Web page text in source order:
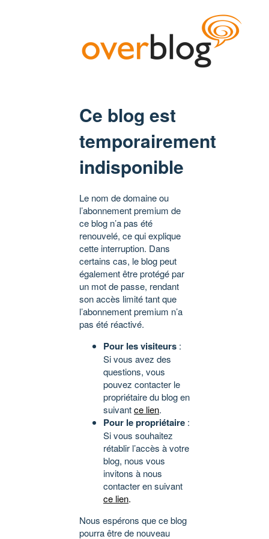
Ce blog est
temporairement
indisponible
Le nom de domaine ou
l’abonnement premium de
ce blog n’a pas été
renouvelé, ce qui explique
cette interruption. Dans
certains cas, le blog peut
également être protégé par
un mot de passe, rendant
son accès limité tant que
l’abonnement premium n’a
pas été réactivé.
Pour les visiteurs :
Si vous avez des
questions, vous
pouvez contacter le
propriétaire du blog en
suivantce lien.
Pour le propriétaire :
Si vous souhaitez
rétablir l’accès à votre
blog, nous vous
invitons à nous
contacter en suivant
ce lien.
Nous espérons que ce blog
pourra être de nouveau